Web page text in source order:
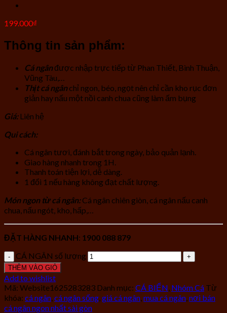
199.000₫
Thông tin sản phẩm:
Cá ngânđược nhập trực tiếp từ Phan Thiết, Bình Thuận,
Vũng Tàu,…
Thịt cá ngânchỉ ngon, béo, ngọt nên chỉ cần kho rục đơn
giản hay nấu một nồi canh chua cũng làm ấm bụng
Giá:Liên hệ
Qui cách:
Cá ngân tươi, đánh bắt trong ngày, bảo quản lạnh.
Giao hàng nhanh trong 1H.
Thanh toán tiện lợi, dễ dàng.
1 đổi 1 nếu hàng không đạt chất lượng.
Món ngon từ cá ngân:Cá ngân chiên giòn, cá ngân nấu canh
chua, nấu ngót, kho, hấp,…
ĐẶT HÀNG NHANH: 1900 088 879
CÁ NGÂN số lượng
THÊM VÀO GIỎ
Add to wishlist
Mã: Website1625283283 Danh mục: CÁ BIỂN Nhóm Cá Từ
khóa: cá ngân cá ngân sống giá cá ngân mua cá ngân nơi bán
cá ngân ngon nhất sài gòn